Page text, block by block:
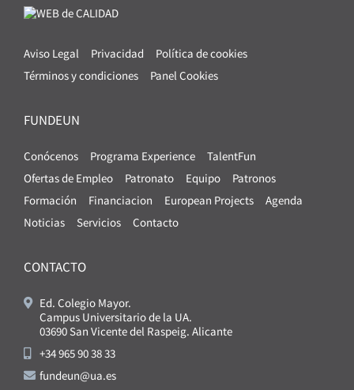
Aviso Legal Privacidad
Política de cookies
Términos y condiciones
Panel Cookies
FUNDEUN
Conócenos Programa Experience
TalentFun
Ofertas de Empleo
Patronato Equipo
Patronos
Formación
Financiacion European Projects
Agenda
Noticias
Servicios Contacto
CONTACTO
Ed. Colegio Mayor.
Campus Universitario de la UA.
03690 San Vicente del Raspeig. Alicante
+34 965 90 38 33
fundeun@ua.es